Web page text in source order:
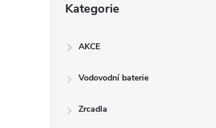
kategorie
Kategorie
AKCE
Vodovodní baterie
Zrcadla